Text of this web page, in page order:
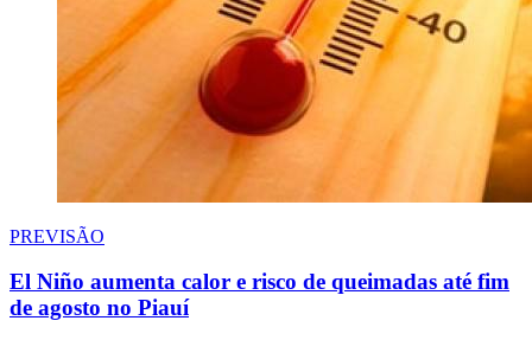
PREVISÃO
El Niño aumenta calor e risco de queimadas até fim
de agosto no Piauí